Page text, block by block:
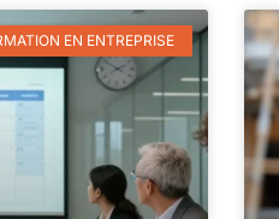
EN ENTREPRISE